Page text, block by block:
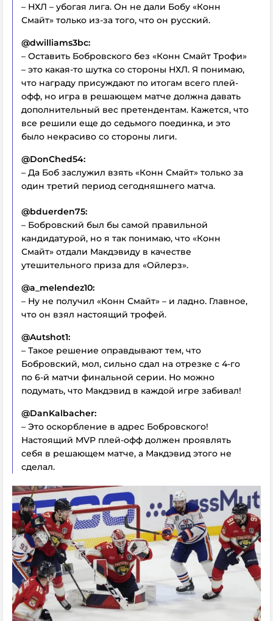
– НХЛ – убогая лига. Он не дали Бобу «Конн
Смайт» только из-за того, что он русский.
@dwilliams3bc:
– Оставить Бобровского без «Конн Смайт Трофи»
– это какая-то шутка со стороны НХЛ. Я понимаю,
что награду присуждают по итогам всего плей-
офф, но игра в решающем матче должна давать
дополнительный вес претендентам. Кажется, что
все решили еще до седьмого поединка, и это
было некрасиво со стороны лиги.
@DonChed54:
– Да Боб заслужил взять «Конн Смайт» только за
один третий период сегодняшнего матча.
@bduerden75:
– Бобровский был бы самой правильной
кандидатурой, но я так понимаю, что «Конн
Смайт» отдали Макдэвиду в качестве
утешительного приза для «Ойлерз».
@a_melendez10:
– Ну не получил «Конн Смайт» – и ладно. Главное,
что он взял настоящий трофей.
@Autshot1:
– Такое решение оправдывают тем, что
Бобровский, мол, сильно сдал на отрезке с 4-го
по 6-й матчи финальной серии. Но можно
подумать, что Макдэвид в каждой игре забивал!
@DanKalbacher:
– Это оскорбление в адрес Бобровского!
Настоящий MVP плей-офф должен проявлять
себя в решающем матче, а Макдэвид этого не
сделал.